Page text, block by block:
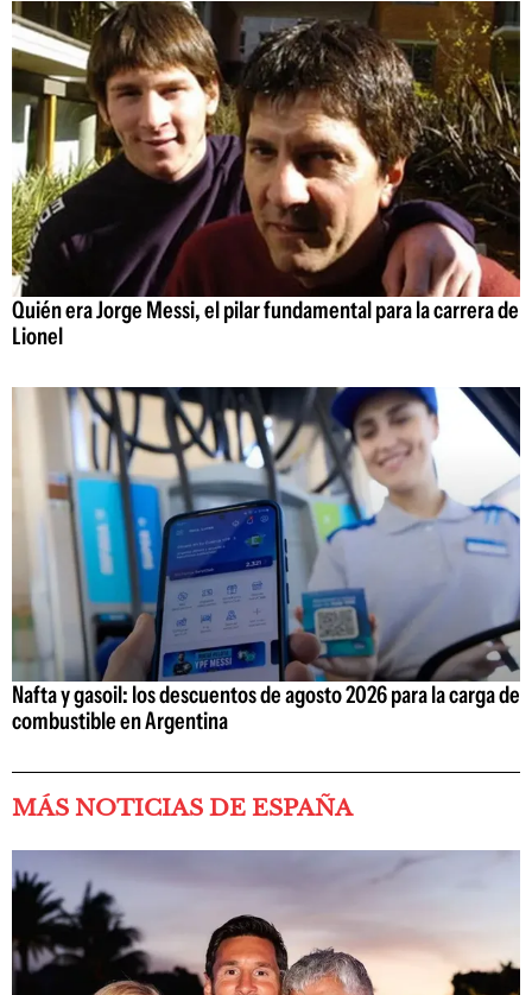
Quién era Jorge Messi, el pilar fundamental para la carrera de
Lionel
Nafta y gasoil: los descuentos de agosto 2026 para la carga de
combustible en Argentina
MÁS NOTICIAS DE ESPAÑA